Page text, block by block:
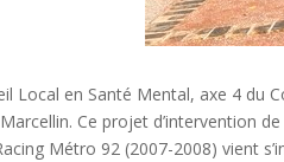
Local en Santé Mental, axe 4 du
Ce projet d’intervention
Métro 92 (2007-2008) vient